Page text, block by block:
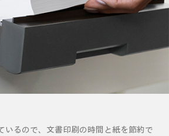
いるので、文書印刷の時間と紙を節約で